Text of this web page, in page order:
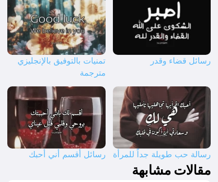
رسائل قضاء وقدر
تمنيات بالتوفيق بالإنجليزي
مترجمة
رسالة حب طويلة جداً للمرأة رسائل أقسم أني أحبك
مقالات مشابهة